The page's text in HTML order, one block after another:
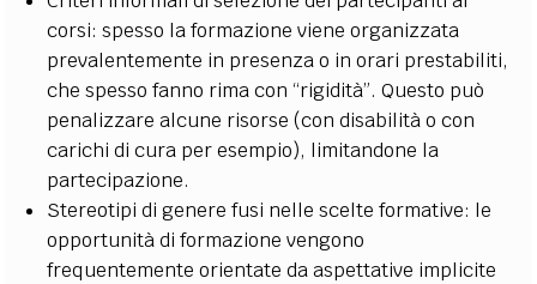
corsi: spesso la formazione viene organizzata
prevalentemente in presenza o in orari prestabiliti,
che spesso fanno rima con “rigidità”. Questo può
penalizzare alcune risorse (con disabilità o con
carichi di cura per esempio), limitandone la
partecipazione.
Stereotipi di genere fusi nelle scelte formative: le
opportunità di formazione vengono
frequentemente orientate da aspettative implicite